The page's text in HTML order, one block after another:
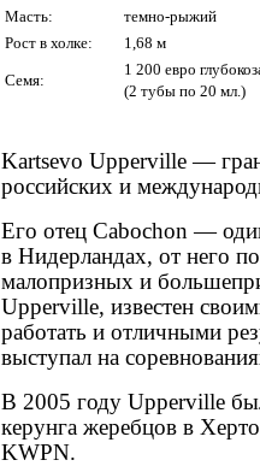
Масть:
темно-рыжий
Рост в холке:
1,68 м
Семя:
1 200 евро
(2 тубы по 20 мл.)
Kartsevo Upperville —
российских и
Его отец Cabochon —
в Нидерландах, от него
малопризных и
Upperville, известен
работать и отличными
выступал на
В 2005 году Upperville
керунга жеребцов в
KWPN.